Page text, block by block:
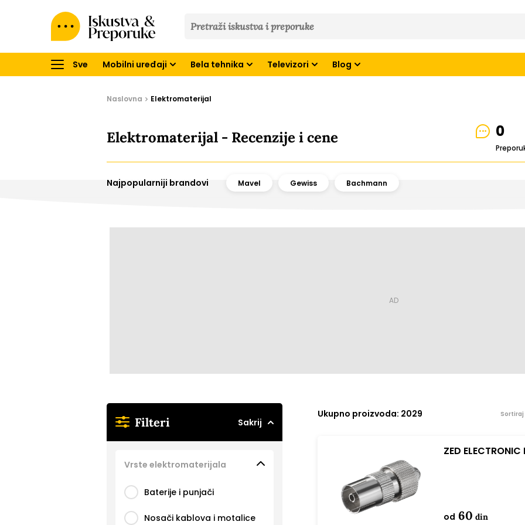
&
Sve Mobilni uređaji Bela tehnika Televizori Blog
Naslovna Elektromaterijal
Elektromaterijal - Recenzije i cene 0
Najpopularniji brandovi Mavel Gewiss Bachmann
Filteri Sakrij
Vrste elektromaterijala
Baterije i punjači
Nosači kablova i motalice
Ukupno proizvoda: 2029
ZED
od 60 din